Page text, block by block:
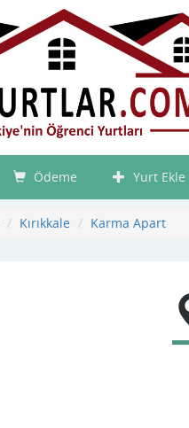
Ödeme Yurt Ekle
Kırıkkale Karma Apart